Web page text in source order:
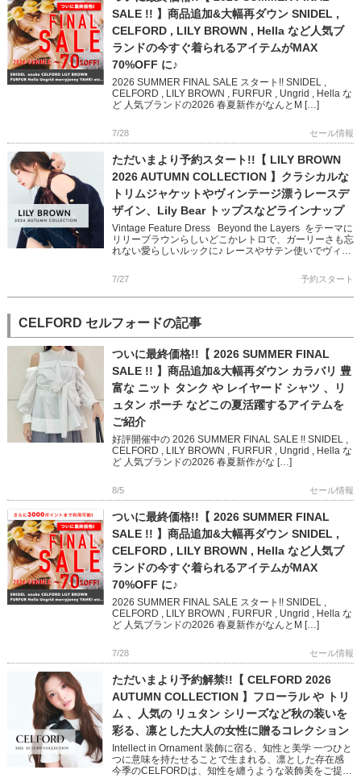
SALE !! 】商品追加&大幅再ダウン SNIDEL ,
CELFORD , LILY BROWN , Hella など人気ブ
ランドの今すぐ着られるアイテムがMAX
70%OFF に♪
2026 SUMMER FINAL SALE スタート!! SNIDEL ,
CELFORD , LILY BROWN , FURFUR , Ungrid , Hella な
ど 人気ブランドの2026 春夏新作がなんとM […]
7/28 セール情報
ただいまより予約スタート!!【 LILY BROWN
2026 AUTUMN COLLECTION 】クラシカルな
トリムジャケットやヴィンテージ漂うレースデ
ザイン、Lily Bear トップスなどラインナップ
Vintage Feature Dress Beyond the Layers をテーマに
リリーブラウンらしいどこかレトロで、ガーリーさも忘
れない愛らしいルックに♪ レースやサテン使いでヴィン
7/27 予約スタート
CELFORD セルフォードの記事
ついに最終価格!!【 2026 SUMMER FINAL
SALE !! 】商品追加&大幅再ダウン カラバリ 豊
富な ニット タンク や レイヤード シャツ 、リ
ュタン ポーチ などこの夏活躍するアイテムを
ご紹介
好評開催中の 2026 SUMMER FINAL SALE !! SNIDEL ,
CELFORD , LILY BROWN , FURFUR , Ungrid , Hella な
ど 人気ブランドの2026 春夏新作がな […]
8/5 セール情報
ついに最終価格!!【 2026 SUMMER FINAL
SALE !! 】商品追加&大幅再ダウン SNIDEL ,
CELFORD , LILY BROWN , Hella など人気ブ
ランドの今すぐ着られるアイテムがMAX
70%OFF に♪
2026 SUMMER FINAL SALE スタート!! SNIDEL ,
CELFORD , LILY BROWN , FURFUR , Ungrid , Hella な
ど 人気ブランドの2026 春夏新作がなんとM […]
7/28 セール情報
ただいまより予約解禁!!【 CELFORD 2026
AUTUMN COLLECTION 】フローラル や トリ
ム 、人気の リュタン シリーズなど秋の装いを
彩る、凛とした大人の女性に贈るコレクション
Intellect in Ornament 装飾に宿る、知性と美学 一つひと
つに意味を持たせることで生まれる、凛とした存在感
今季のCELFORDは、知性を纏うような装飾美をご提案